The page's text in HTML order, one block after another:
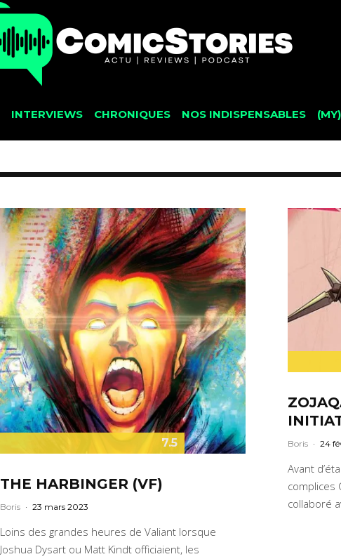
INTERVIEWS CHRONIQUES NOS INDISPENSABLES
7.5
THE HARBINGER (VF)
Boris · 23 mars 2023
Loins des grandes heures de Valiant lorsque
Joshua Dysart ou Matt Kindt officiaient, les
Boris · 24
Avant
complices
collaboré